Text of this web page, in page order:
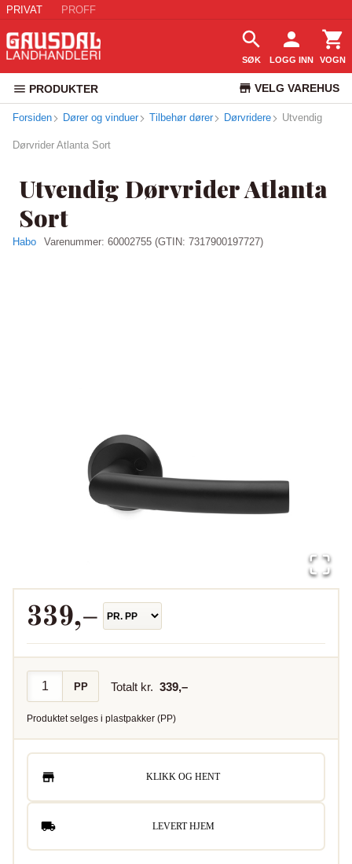
PRIVAT PROFF
SØK LOGG INN VOGN
PRODUKTER VELG VAREHUS
KUNDESERVICE
Forsiden Dører og vinduer Tilbehør dører Dørvridere Utvendig
Dørvrider Atlanta Sort
Utvendig Dørvrider Atlanta
Sort
Habo Varenummer: 60002755 (GTIN: 7317900197727)
339,–
PP Totalt kr. 339,–
Produktet selges i plastpakker (PP)
KLIKK OG HENT
LEVERT HJEM